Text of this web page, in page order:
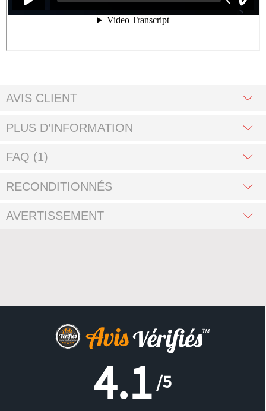
AVIS CLIENT
PLUS D’INFORMATION
FAQ (1)
RECONDITIONNÉS
AVERTISSEMENT
4.1 /5